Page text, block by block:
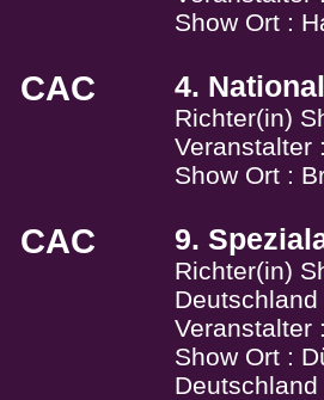
Show Ort :
CAC 4.
Richter(in)
Veranstalter
Show Ort :
CAC 9.
Richter(in)
Deutschland
Veranstalter
Show Ort :
Deutschland